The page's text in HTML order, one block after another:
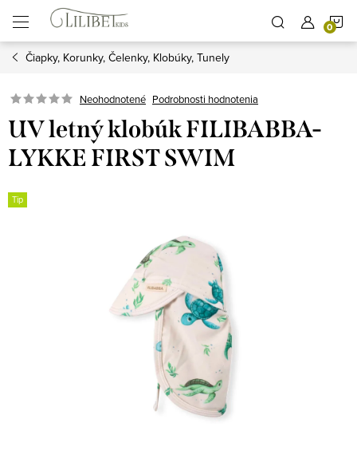
obsah
Čiapky, Korunky, Čelenky, Klobúky, Tunely
Neohodnotené Podrobnosti hodnotenia
UV letný klobúk FILIBABBA-
LYKKE FIRST SWIM
Tip